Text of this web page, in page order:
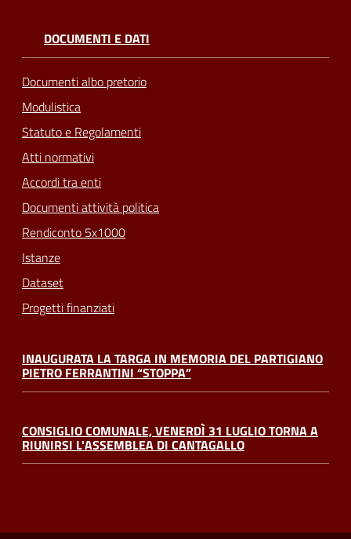
DOCUMENTI E DATI
Documenti albo pretorio
Modulistica
Statuto e Regolamenti
Atti normativi
Accordi tra enti
Documenti attività politica
Rendiconto 5x1000
Istanze
Dataset
Progetti finanziati
INAUGURATA LA TARGA IN MEMORIA DEL PARTIGIANO
PIETRO FERRANTINI “STOPPA”
CONSIGLIO COMUNALE, VENERDÌ 31 LUGLIO TORNA A
RIUNIRSI L'ASSEMBLEA DI CANTAGALLO